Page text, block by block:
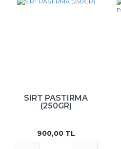
SIRT PASTIRMA
(250GR)
900,00 TL